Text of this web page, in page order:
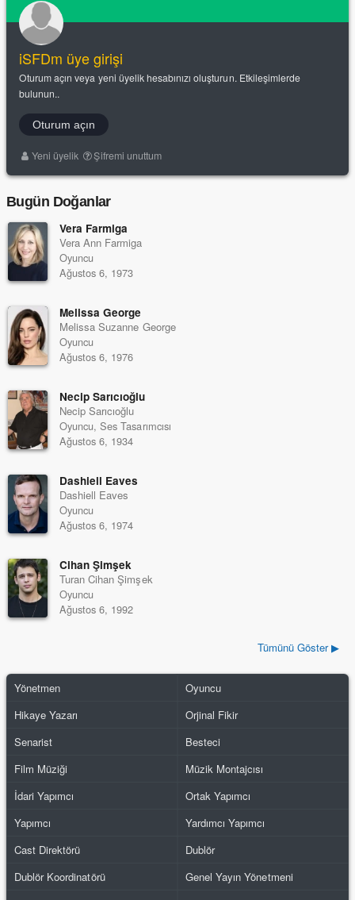
iSFDm üye girişi
Oturum açın veya yeni üyelik hesabınızı oluşturun. Etkileşimlerde
bulunun..
Oturum açın
Yeni üyelik Şifremi unuttum
Bugün Doğanlar
Vera Farmiga
Vera Ann Farmiga
Oyuncu
Ağustos 6, 1973
Melissa George
Melissa Suzanne George
Oyuncu
Ağustos 6, 1976
Necip Sarıcıoğlu
Necip Sarıcıoğlu
Oyuncu, Ses Tasarımcısı
Ağustos 6, 1934
Dashiell Eaves
Dashiell Eaves
Oyuncu
Ağustos 6, 1974
Cihan Şimşek
Turan Cihan Şimşek
Oyuncu
Ağustos 6, 1992
Tümünü Göster ▶
Yönetmen
Oyuncu
Hikaye Yazarı
Orjinal Fikir
Senarist
Besteci
Film Müziği
Müzik Montajcısı
İdari Yapımcı
Ortak Yapımcı
Yapımcı
Yardımcı Yapımcı
Cast Direktörü
Dublör
Dublör Koordinatörü
Genel Yayın Yönetmeni